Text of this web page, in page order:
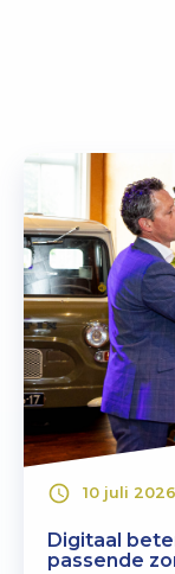
Digitaal
passende
10 juli 2026